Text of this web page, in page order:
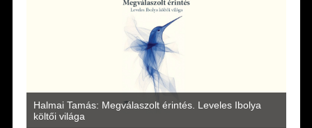
Halmai Tamás: Megválaszolt érintés. Leveles Ibolya
költői világa